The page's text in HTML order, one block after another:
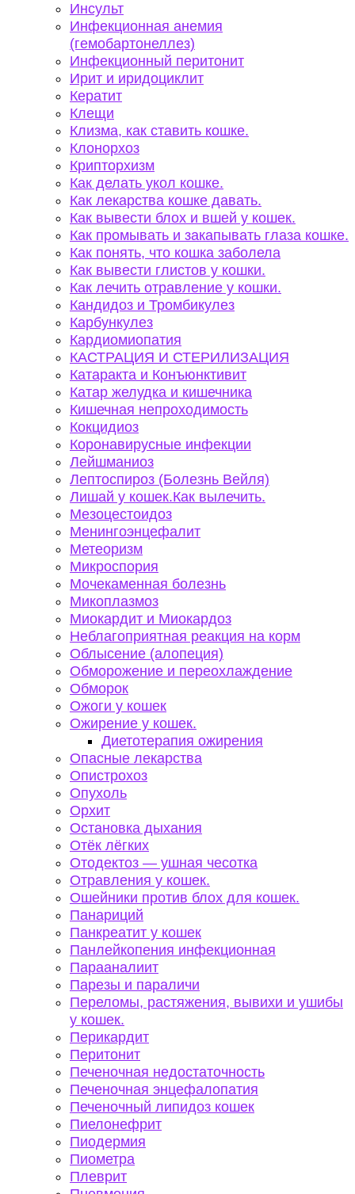
Инсульт
Инфекционная анемия
(гемобартонеллез)
Инфекционный перитонит
Ирит и иридоциклит
Кератит
Клещи
Клизма, как ставить кошке.
Клонорхоз
Крипторхизм
Как делать укол кошке.
Как лекарства кошке давать.
Как вывести блох и вшей у кошек.
Как промывать и закапывать глаза кошке.
Как понять, что кошка заболела
Как вывести глистов у кошки.
Как лечить отравление у кошки.
Кандидоз и Тромбикулез
Карбункулез
Кардиомиопатия
КАСТРАЦИЯ И СТЕРИЛИЗАЦИЯ
Катаракта и Конъюнктивит
Катар желудка и кишечника
Кишечная непроходимость
Кокцидиоз
Коронавирусные инфекции
Лейшманиоз
Лептоспироз (Болезнь Вейля)
Лишай у кошек.Как вылечить.
Мезоцестоидоз
Менингоэнцефалит
Метеоризм
Микроспория
Мочекаменная болезнь
Микоплазмоз
Миокардит и Миокардоз
Неблагоприятная реакция на корм
Облысение (алопеция)
Обморожение и переохлаждение
Обморок
Ожоги у кошек
Ожирение у кошек.
Диетотерапия ожирения
Опасные лекарства
Опистрохоз
Опухоль
Орхит
Остановка дыхания
Отёк лёгких
Отодектоз — ушная чесотка
Отравления у кошек.
Ошейники против блох для кошек.
Панариций
Панкреатит у кошек
Панлейкопения инфекционная
Парааналиит
Парезы и параличи
Переломы, растяжения, вывихи и ушибы
у кошек.
Перикардит
Перитонит
Печеночная недостаточность
Печеночная энцефалопатия
Печеночный липидоз кошек
Пиелонефрит
Пиодермия
Пиометра
Плеврит